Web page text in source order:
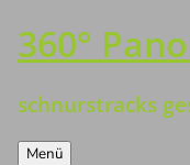
Zum
Inhalt
360°
schnurstracks
Menü